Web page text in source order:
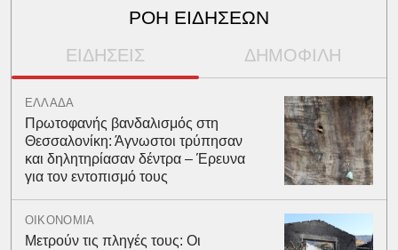
ΡΟΗ ΕΙΔΗΣΕΩΝ
ΕΙΔΗΣΕΙΣ ΔΗΜΟΦΙΛΗ
ΕΛΛΑΔΑ
Πρωτοφανής βανδαλισμός στη
Θεσσαλονίκη: Άγνωστοι τρύπησαν
και δηλητηρίασαν δέντρα – Έρευνα
για τον εντοπισμό τους
ΟΙΚΟΝΟΜΙΑ
Μετρούν τις πληγές τους: Οι